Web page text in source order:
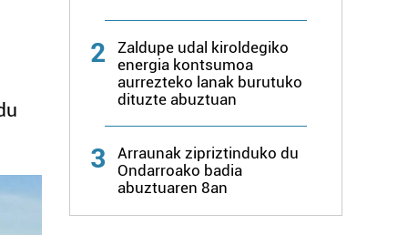
2
Zaldupe udal kiroldegiko
energia kontsumoa
aurrezteko lanak burutuko
dituzte abuztuan
3
Arraunak zipriztinduko du
Ondarroako badia
abuztuaren 8an